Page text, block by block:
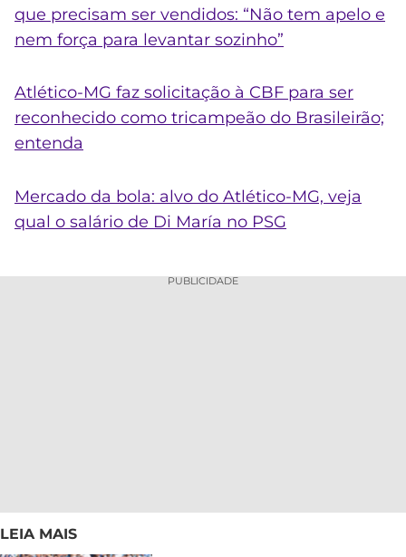
que precisam ser vendidos: “Não tem apelo e
nem força para levantar sozinho”
Atlético-MG faz solicitação à CBF para ser
reconhecido como tricampeão do Brasileirão;
entenda
Mercado da bola: alvo do Atlético-MG, veja
qual o salário de Di María no PSG
PUBLICIDADE
LEIA MAIS